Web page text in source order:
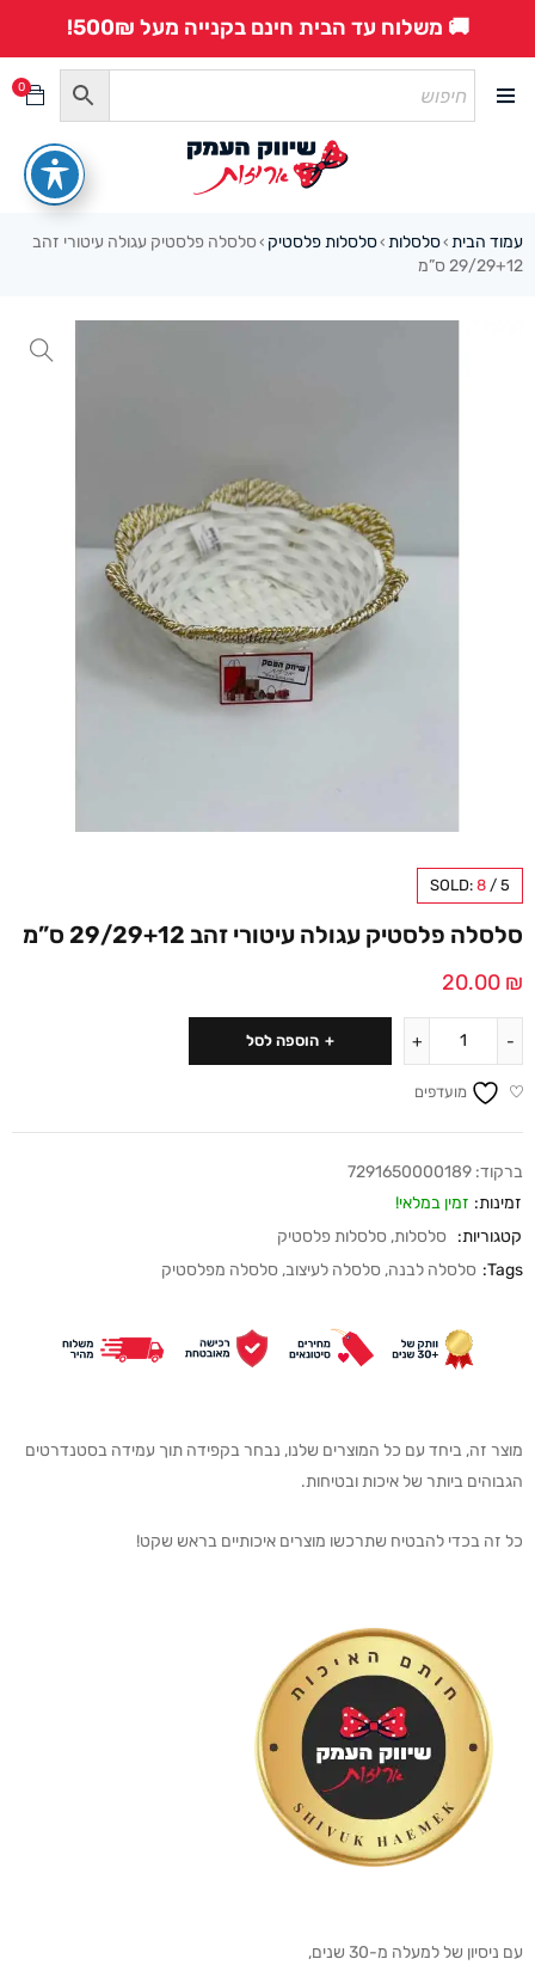
🚚 משלוח עד הבית חינם בקנייה מעל 500₪!
0
עמוד הבית ›סלסלות ›סלסלות פלסטיק › סלסלה פלסטיק עגולה עיטורי זהב
29/29+12 ס”מ
SOLD: 8 / 5
סלסלה פלסטיק עגולה עיטורי זהב 29/29+12 ס”מ
20.00 ₪
הוספה לסל
מועדפים
ברקוד: 7291650000189
זמינות: זמין במלאי!
קטגוריות:
סלסלות, סלסלות פלסטיק
Tags: סלסלה לבנה, סלסלה לעיצוב, סלסלה מפלסטיק
מוצר זה, ביחד עם כל המוצרים שלנו, נבחר בקפידה תוך עמידה בסטנדרטים
הגבוהים ביותר של איכות ובטיחות.
כל זה בכדי להבטיח שתרכשו מוצרים איכותיים בראש שקט!
עם ניסיון של למעלה מ-30 שנים,